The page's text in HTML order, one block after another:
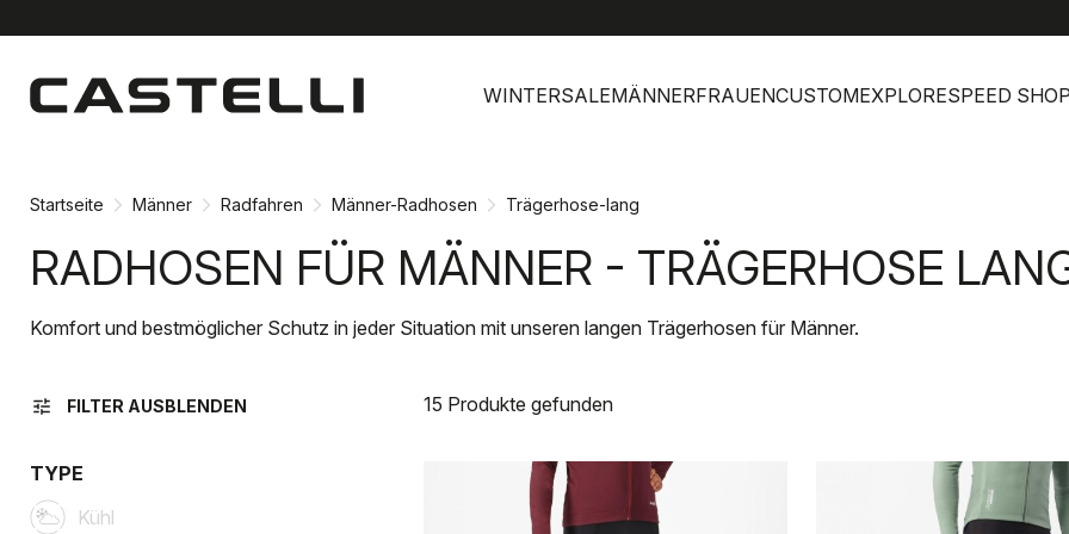
Inhalt
springen
Navigation
springen
WINTERSALEMÄNNERFRAUENCUSTOMEXPLORESPEED SHOP
Startseite Männer Radfahren Männer-Radhosen Trägerhose-lang
RADHOSEN FÜR MÄNNER - TRÄGERHOSE
Komfort und bestmöglicher Schutz in jeder Situation mit unseren langen Trägerhosen für Männer.
tune FILTER AUSBLENDEN 15 Produkte gefunden
TYPE
Kühl